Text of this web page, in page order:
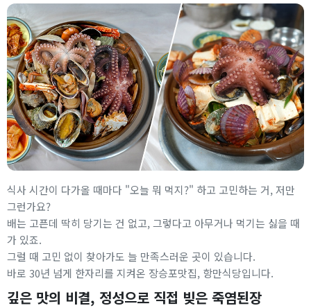
식사 시간이 다가올 때마다 "오늘 뭐 먹지?" 하고 고민하는 거, 저만
그런가요?
배는 고픈데 딱히 당기는 건 없고, 그렇다고 아무거나 먹기는 싫을 때
가 있죠.
그럴 때 고민 없이 찾아가도 늘 만족스러운 곳이 있습니다.
바로 30년 넘게 한자리를 지켜온 장승포맛집, 항만식당입니다.
깊은 맛의 비결, 정성으로 직접 빚은 죽염된장